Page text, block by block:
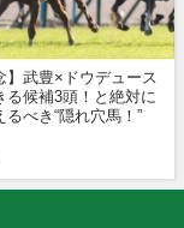
】武豊×ドウデュース
る候補3頭！と絶対に
るべき“隠れ穴馬！”